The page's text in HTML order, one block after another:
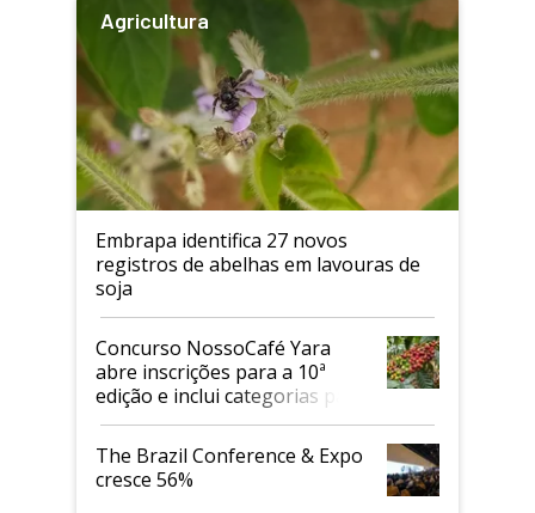
Agricultura
Embrapa identifica 27 novos
registros de abelhas em lavouras de
soja
Concurso NossoCafé Yara
abre inscrições para a 10ª
edição e inclui categorias para
cafés Canephora
The Brazil Conference & Expo
cresce 56%